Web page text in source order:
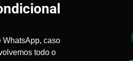
WhatsApp, caso
todo o